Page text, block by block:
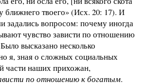
ближнего твоего» (Исх. 20: 17). И
задались вопросом: почему иногда
чувство зависти по отношению
высказано несколько
я, зная о сложных социальных
части наших прихожан,
по отношению к богатым.